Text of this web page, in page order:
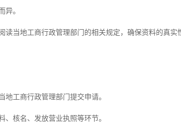
异。
读当地工商行政管理部门的相关规定，确保资料的真
地工商行政管理部门提交申请。
、核名、发放营业执照等环节。